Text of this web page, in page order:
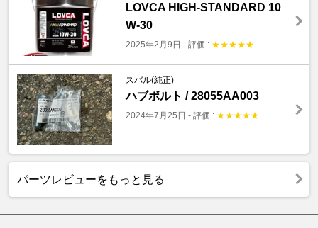
LOVCA HIGH-STANDARD 10
W-30
2025年2月9日 - 評価 : ★★★★★
スバル(純正)
ハブボルト / 28055AA003
2024年7月25日 - 評価 : ★★★★★
パーツレビューをもっと見る